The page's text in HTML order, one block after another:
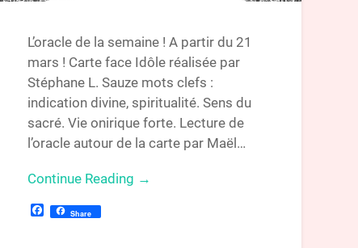
L’oracle de la semaine ! A partir du 21
mars ! Carte face Idôle réalisée par
Stéphane L. Sauze mots clefs :
indication divine, spiritualité. Sens du
sacré. Vie onirique forte. Lecture de
l’oracle autour de la carte par Maël…
Continue Reading →
Facebook
Share